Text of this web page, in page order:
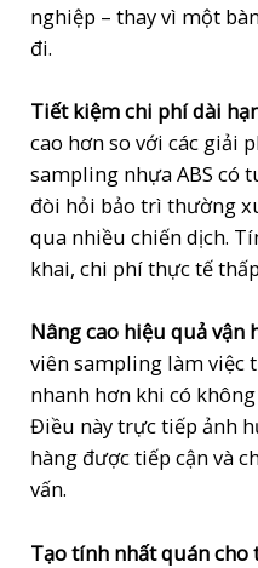
nghiệp – thay vì một
đi.
Tiết kiệm chi phí dài
cao hơn so với các giải
sampling nhựa ABS có
đòi hỏi bảo trì thường
qua nhiều chiến dịch.
khai, chi phí thực tế
Nâng cao hiệu quả vận
viên sampling làm việc
nhanh hơn khi có
Điều này trực tiếp ảnh
hàng được tiếp cận và
vấn.
Tạo tính nhất quán